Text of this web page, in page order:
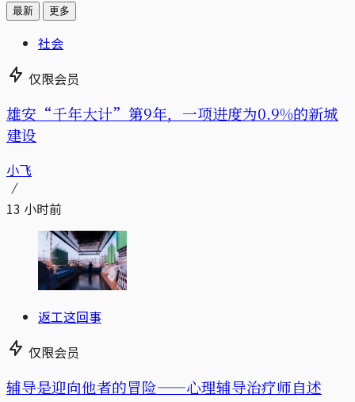
最新 更多
社会
仅限会员
雄安“千年大计”第9年，一项进度为0.9%的新城
建设
小飞
13 小时前
返工这回事
仅限会员
辅导是迎向他者的冒险——心理辅导治疗师自述